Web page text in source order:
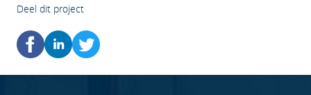
Deel dit project